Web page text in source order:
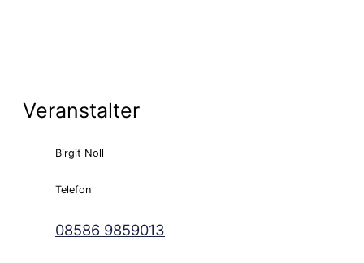
Veranstalter
Birgit Noll
Telefon
08586 9859013